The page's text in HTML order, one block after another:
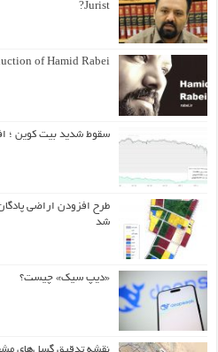
Jurist?
of Hamid Rabei
سقوط شدید بیت کوین ؛ افت ۱۵ درصدی اتریوم و
طرح افزودن اراضی
شد
«دیپ سیک» چیست؟